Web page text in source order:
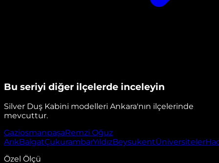
Bu seriyi diğer ilçelerde inceleyin
Silver Duş Kabini modelleri Ankara'nın ilçelerinde
mevcuttur.
GaziosmanpaşaRemzi Oğuz
ArıkBalgatÇukurambarYıldızBeysukentÜniversiteler
Özel Ölçü